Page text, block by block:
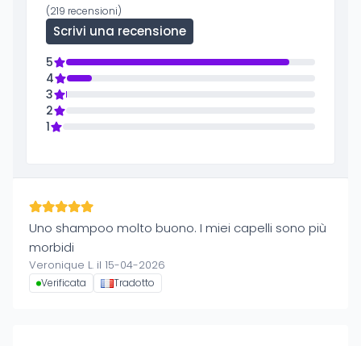
(219 recensioni)
Scrivi una recensione
5
4
3
2
1
Uno shampoo molto buono. I miei capelli sono più
morbidi
Veronique L. il 15-04-2026
Verificata Tradotto